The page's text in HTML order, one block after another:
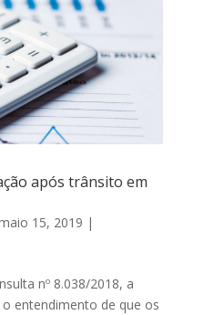
após trânsito em
15, 2019 |
nº 8.038/2018, a
entendimento de que os